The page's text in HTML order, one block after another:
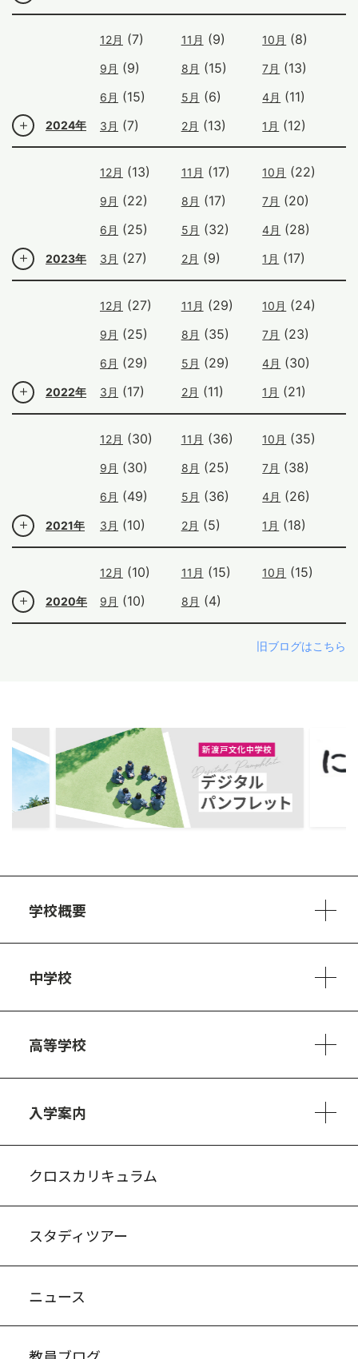
2024年
12月 (7) 11月 (9) 10月 (8)
9月 (9) 8月 (15) 7月 (13)
6月 (15) 5月 (6) 4月 (11)
3月 (7) 2月 (13) 1月 (12)
2023年
12月 (13) 11月 (17) 10月 (22)
9月 (22) 8月 (17) 7月 (20)
6月 (25) 5月 (32) 4月 (28)
3月 (27) 2月 (9) 1月 (17)
2022年
12月 (27) 11月 (29) 10月 (24)
9月 (25) 8月 (35) 7月 (23)
6月 (29) 5月 (29) 4月 (30)
3月 (17) 2月 (11) 1月 (21)
2021年
12月 (30) 11月 (36) 10月 (35)
9月 (30) 8月 (25) 7月 (38)
6月 (49) 5月 (36) 4月 (26)
3月 (10) 2月 (5) 1月 (18)
2020年
12月 (10) 11月 (15) 10月 (15)
9月 (10) 8月 (4)
旧ブログはこちら
学校概要
中学校
高等学校
入学案内
クロスカリキュラム
スタディツアー
ニュース